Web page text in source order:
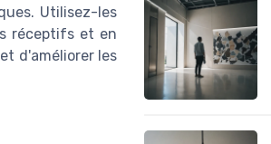
Utilisez-les
réceptifs et en
et d'améliorer les